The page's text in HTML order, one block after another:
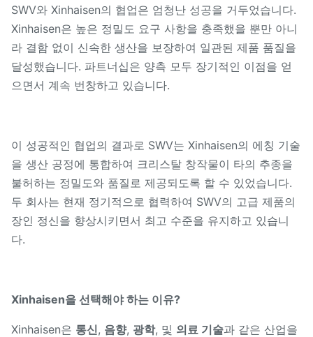
SWV와 Xinhaisen의 협업은 엄청난 성공을 거두었습니다.
Xinhaisen은 높은 정밀도 요구 사항을 충족했을 뿐만 아니
라 결함 없이 신속한 생산을 보장하여 일관된 제품 품질을
달성했습니다. 파트너십은 양측 모두 장기적인 이점을 얻
으면서 계속 번창하고 있습니다.
이 성공적인 협업의 결과로 SWV는 Xinhaisen의 에칭 기술
을 생산 공정에 통합하여 크리스탈 창작물이 타의 추종을
불허하는 정밀도와 품질로 제공되도록 할 수 있었습니다.
두 회사는 현재 정기적으로 협력하여 SWV의 고급 제품의
장인 정신을 향상시키면서 최고 수준을 유지하고 있습니
다.
Xinhaisen을 선택해야 하는 이유?
Xinhaisen은 통신, 음향, 광학, 및 의료 기술과 같은 산업을